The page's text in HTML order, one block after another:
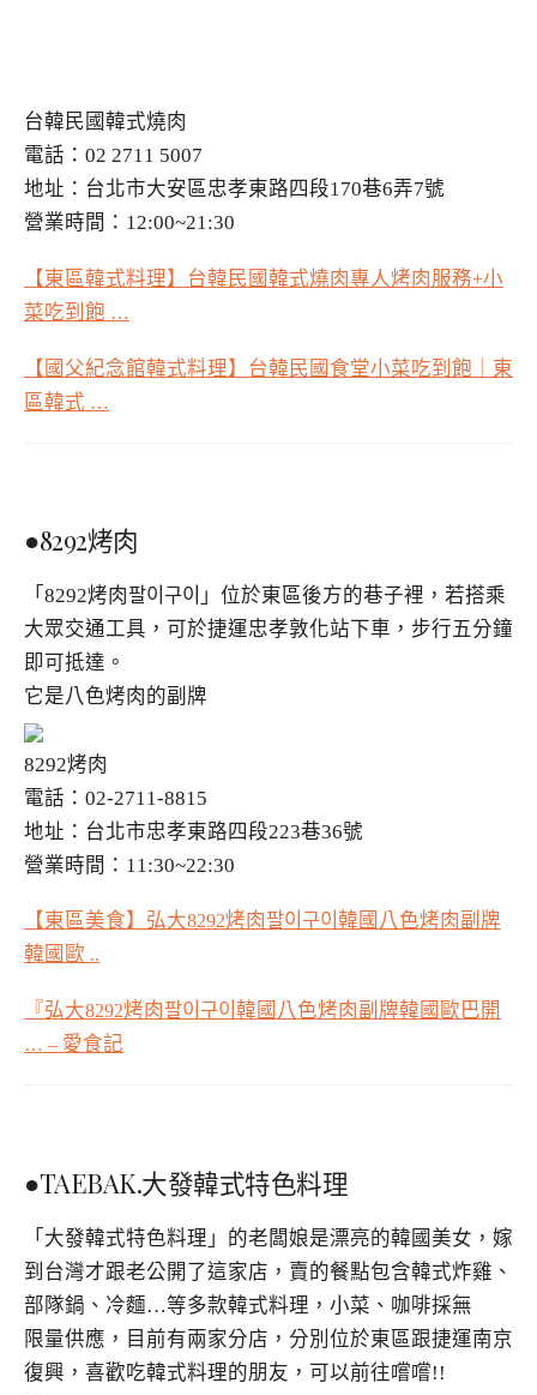
台韓民國韓式燒肉
電話：02 2711 5007
地址：台北市大安區忠孝東路四段170巷6弄7號
營業時間：12:00~21:30
【東區韓式料理】台韓民國韓式燒肉專人烤肉服務+小
菜吃到飽 …
【國父紀念館韓式料理】台韓民國食堂小菜吃到飽｜東
區韓式 …
●8292烤肉
「8292烤肉팔이구이」位於東區後方的巷子裡，若搭乘
大眾交通工具，可於捷運忠孝敦化站下車，步行五分鐘
即可抵達。
它是八色烤肉的副牌
8292烤肉
電話：02-2711-8815
地址：台北市忠孝東路四段223巷36號
營業時間：11:30~22:30
【東區美食】弘大8292烤肉팔이구이韓國八色烤肉副牌
韓國歐 ..
『弘大8292烤肉팔이구이韓國八色烤肉副牌韓國歐巴開
… – 愛食記
●TAEBAK.大發韓式特色料理
「大發韓式特色料理」的老闆娘是漂亮的韓國美女，嫁
到台灣才跟老公開了這家店，賣的餐點包含韓式炸雞、
部隊鍋、冷麵…等多款韓式料理，小菜、咖啡採無
限量供應，目前有兩家分店，分別位於東區跟捷運南京
復興，喜歡吃韓式料理的朋友，可以前往嚐嚐!!